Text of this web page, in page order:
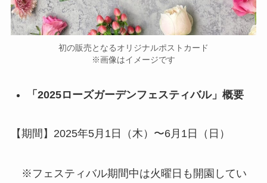
初の販売となるオリジナルポストカード
※画像はイメージです
「2025ローズガーデンフェスティバル」概要
【期間】2025年5月1日（木）〜6月1日（日）
※フェスティバル期間中は火曜日も開園してい